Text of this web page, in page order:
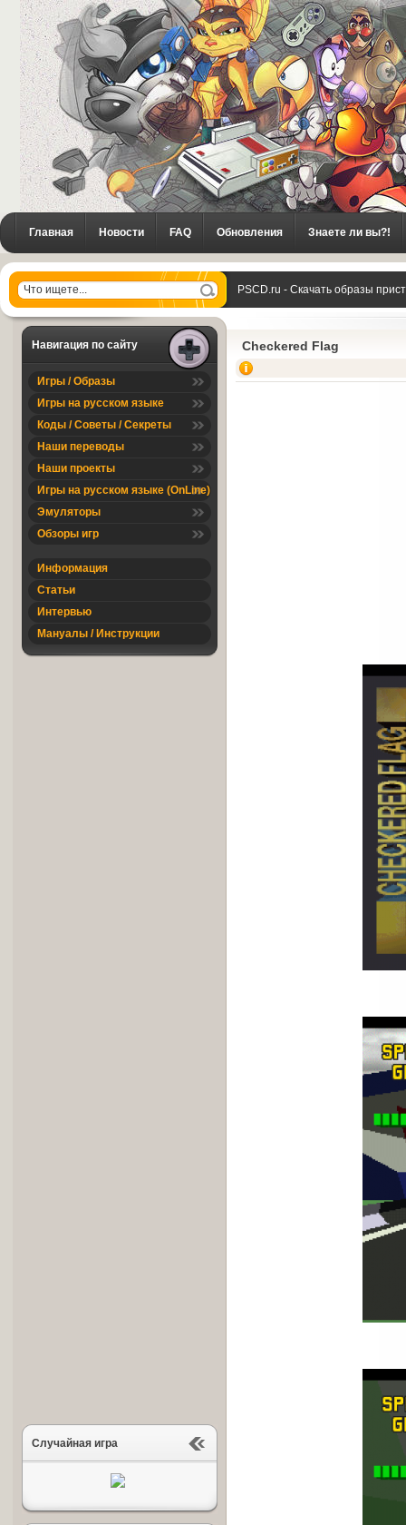
Главная Новости FAQ Обновления Знаете ли вы?!
PSCD.ru - Скачать образы
Навигация по сайту
Игры / Образы
Игры на русском языке
Коды / Советы / Секреты
Наши переводы
Наши проекты
Игры на русском языке (OnLine)
Эмуляторы
Обзоры игр
Информация
Статьи
Интервью
Мануалы / Инструкции
Случайная игра
Checkered Flag